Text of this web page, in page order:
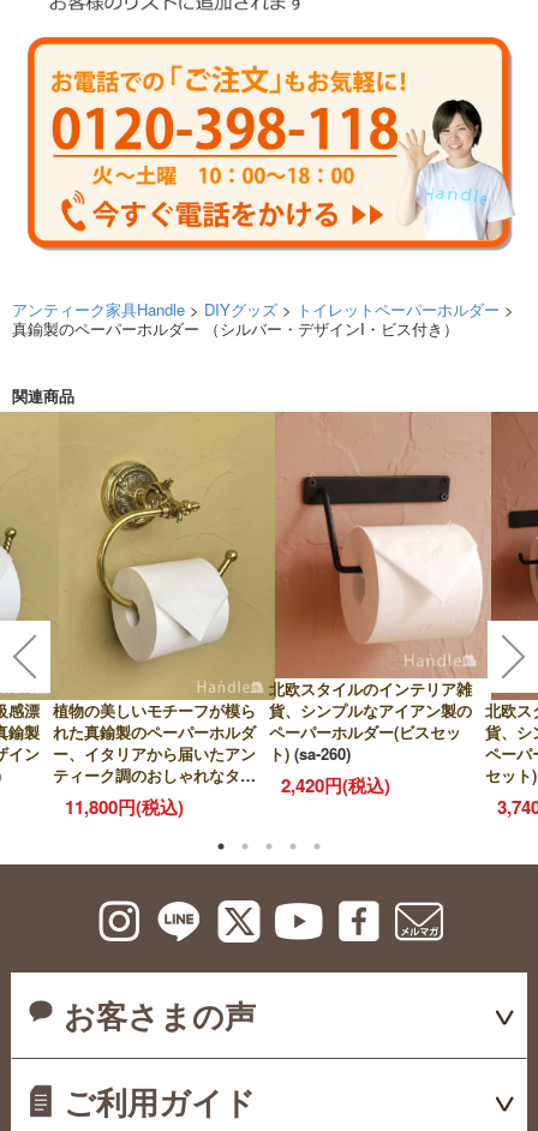
アンティーク家具Handle > DIYグッズ > トイレットペーパーホルダー >
真鍮製のペーパーホルダー （シルバー・デザインI・ビス付き）
関連商品
感漂
鍮製
イン
植物の美しいモチーフが模ら
れた真鍮製のペーパーホルダ
ー、イタリアから届いたアン
ティーク調のおしゃれなタオ
ルハンガー (n21-004)
11,800円(税込)
北欧スタイルのインテリア雑
貨、シンプルなアイアン製の
ペーパーホルダー(ビスセッ
ト) (sa-260)
2,420円(税込)
北欧ス
貨、シ
ペーパ
セッ
お客さまの声
ご利用ガイド